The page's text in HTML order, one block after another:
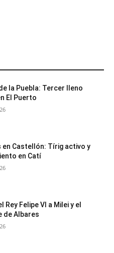
la Puebla: Tercer lleno
El Puerto
en Castellón: Tírig activo y
en Catí
Rey Felipe VI a Milei y el
de Albares